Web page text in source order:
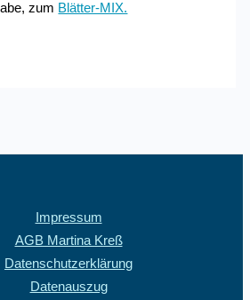
zum Blätter-MIX.
Impressum
AGB Martina Kreß
Datenschutzerklärung
Datenauszug